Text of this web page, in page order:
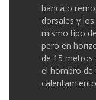
banca o
dorsales y
mismo tipo
pero en
de 15 metros
el hombro de